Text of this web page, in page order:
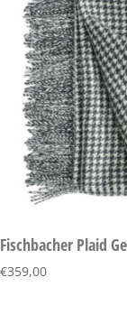
Fischbacher Plaid
€359,00